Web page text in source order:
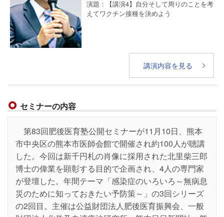
演題：【講演4】自分そして周りのことを考
えてワクチン接種を決めよう
講演内容を見る
セミナーの内容
第83回肥後医育塾公開セミナーが11月10日、熊本
市中央区の熊本市医師会館で開催され約100人が聴講
した。今回は新千円札の肖像に採用された北里柴三郎
博士の偉業を顕彰する目的で企画され、4人の専門家
が登壇した。年間テーマ「感染症のいろいろ～無病息
災のために知っておきたい予防策～」の3回シリーズ
の2回目。主催は公益財団法人肥後医育振興会、一般